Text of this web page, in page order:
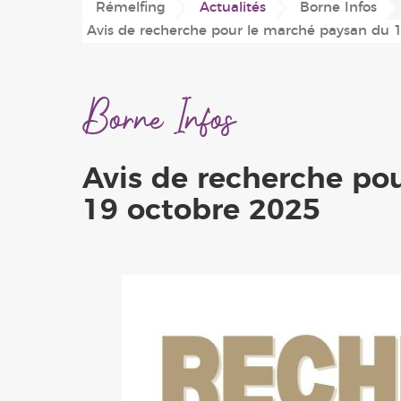
Conseil Municipal
Plan du village
Périscolaire
Rémelfing Actualités
Borne Infos
Avis de recherche pour le marché paysan du
Borne Infos
Avis de recherche
19 octobre 2025